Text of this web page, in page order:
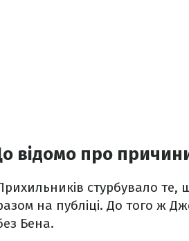
відомо про
стурбувало
на публіці. До того ж
Бена.